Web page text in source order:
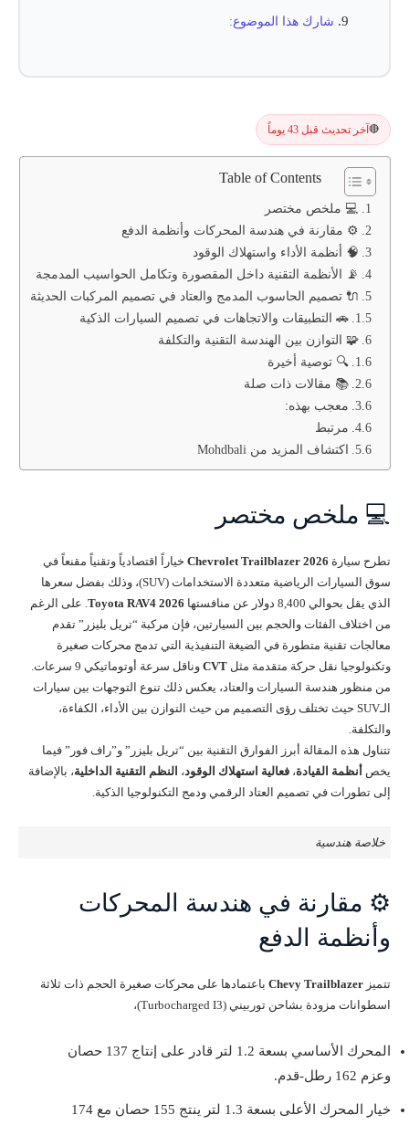
شارك هذا الموضوع:
🔴آخر تحديث قبل 43 يوماً
Table of Contents
💻 ملخص مختصر
⚙️ مقارنة في هندسة المحركات وأنظمة الدفع
🧠 أنظمة الأداء واستهلاك الوقود
📡 الأنظمة التقنية داخل المقصورة وتكامل الحواسيب المدمجة
🔌 تصميم الحاسوب المدمج والعتاد في تصميم المركبات الحديثة
🚗 التطبيقات والاتجاهات في تصميم السيارات الذكية
🧩 التوازن بين الهندسة التقنية والتكلفة
🔍 توصية أخيرة
📚 مقالات ذات صلة
معجب بهذه:
مرتبط
اكتشاف المزيد من Mohdbali
💻 ملخص مختصر
تطرح سيارة Chevrolet Trailblazer 2026 خياراً اقتصادياً وتقنياً مقنعاً في
سوق السيارات الرياضية متعددة الاستخدامات (SUV)، وذلك بفضل سعرها
الذي يقل بحوالي 8,400 دولار عن منافستها
Toyota RAV4 2026 . على الرغم
من اختلاف الفئات والحجم بين السيارتين، فإن مركبة “تريل بليزر” تقدم
معالجات تقنية متطورة في الضيغة التنفيذية التي تدمج محركات صغيرة
وتكنولوجيا نقل حركة متقدمة مثل CVT
وناقل سرعة أوتوماتيكي 9 سرعات.
من منظور هندسة السيارات والعتاد، يعكس ذلك تنوع التوجهات بين سيارات
الـSUV حيث تختلف رؤى التصميم من حيث التوازن بين الأداء، الكفاءة،
والتكلفة.
تتناول هذه المقالة أبرز الفوارق التقنية بين “تريل بليزر” و”راف فور” فيما
يخص أنظمة القيادة، فعالية استهلاك الوقود، النظم التقنية الداخلية، بالإضافة
إلى تطورات في تصميم العتاد الرقمي ودمج التكنولوجيا الذكية.
خلاصة هندسية
⚙️ مقارنة في هندسة المحركات
وأنظمة الدفع
تتميز Chevy Trailblazer باعتمادها على محركات صغيرة الحجم ذات ثلاثة
اسطوانات مزودة بشاحن توربيني (Turbocharged I3)،
المحرك الأساسي بسعة 1.2 لتر قادر على إنتاج 137 حصان
وعزم 162 رطل-قدم.
خيار المحرك الأعلى بسعة 1.3 لتر ينتج 155 حصان مع 174